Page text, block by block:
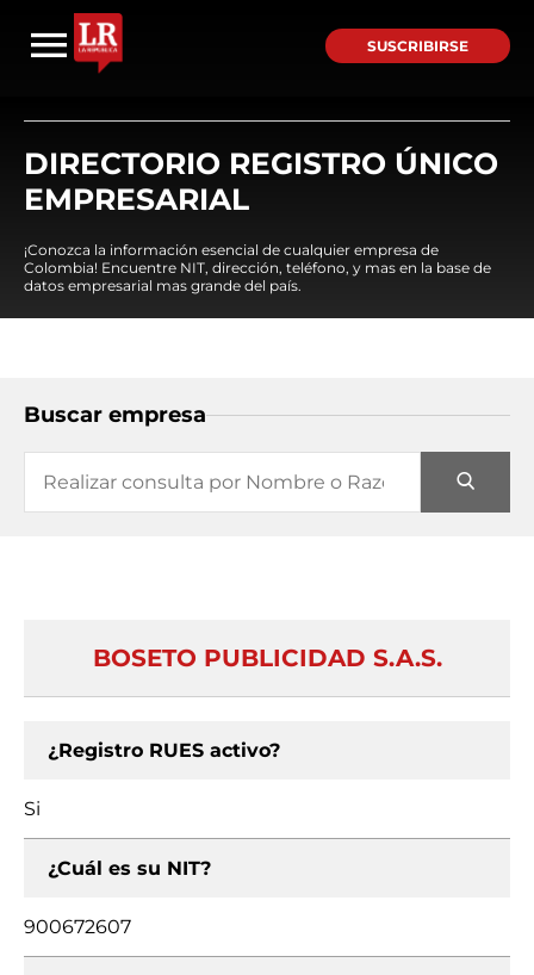
SUSCRIBIRSE
DIRECTORIO REGISTRO ÚNICO
EMPRESARIAL
¡Conozca la información esencial de cualquier empresa de
Colombia! Encuentre NIT, dirección, teléfono, y mas en la base de
datos empresarial mas grande del país.
Buscar empresa
BOSETO PUBLICIDAD S.A.S.
¿Registro RUES activo?
Si
¿Cuál es su NIT?
900672607